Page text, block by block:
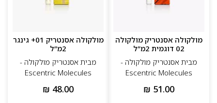
מולקולה אסנטריק מולקולה
02 דוגמית 2מ”ל
מבית אסנטריק מולקולה -
Escentric Molecules
₪ 51.00
מולקולה אסנטריק 01+ גינגר
2מ”ל
מבית אסנטריק מולקולה -
Escentric Molecules
₪ 48.00